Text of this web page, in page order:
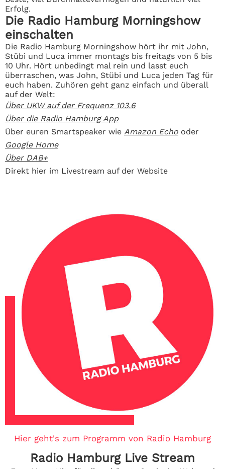
Erfolg.
Die Radio Hamburg Morningshow
einschalten
Die Radio Hamburg Morningshow hört ihr mit John,
Stübi und Luca immer montags bis freitags von 5 bis
10 Uhr. Hört unbedingt mal rein und lasst euch
überraschen, was John, Stübi und Luca jeden Tag für
euch haben. Zuhören geht ganz einfach und überall
auf der Welt:
Über UKW auf der Frequenz 103.6
Über die Radio Hamburg App
Über euren Smartspeaker wie Amazon Echo oder
Google Home
Über DAB+
Direkt hier im Livestream auf der Website
Hier geht's zum Programm von Radio Hamburg
Radio Hamburg Live Stream